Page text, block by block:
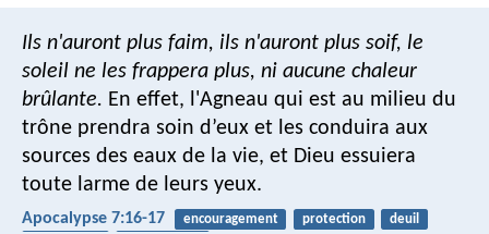
Ils n'auront plus faim, ils n'auront plus soif, le
soleil ne les frappera plus, ni aucune chaleur
brûlante. En effet, l'Agneau qui est au milieu du
trône prendra soin d’eux et les conduira aux
sources des eaux de la vie, et Dieu essuiera
toute larme de leurs yeux.
Apocalypse 7:16-17 encouragement protection
deuil